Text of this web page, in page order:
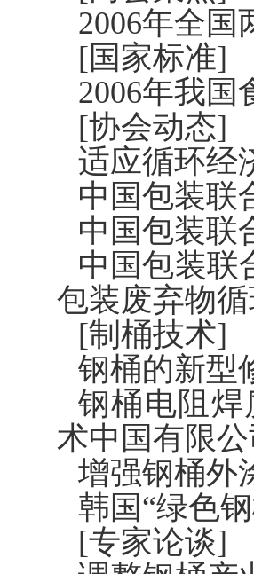
2006年全国
[国家标准]
2006年我国
[协会动态]
适应循环经
中国包装联
中国包装联
中国包装联
包装废弃物
[制桶技术]
钢桶的新型
钢桶电阻
术中国有限
增强钢桶外
韩国“绿色
[专家论谈]